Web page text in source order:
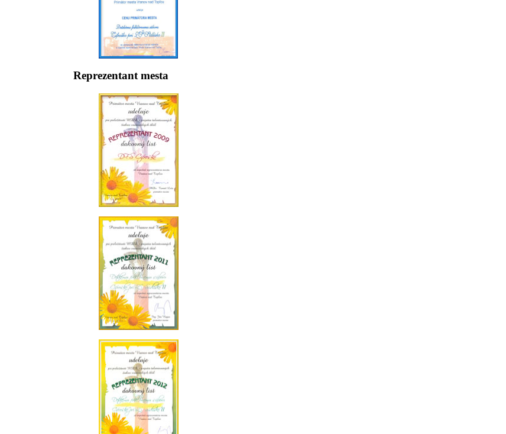
Reprezentant mesta